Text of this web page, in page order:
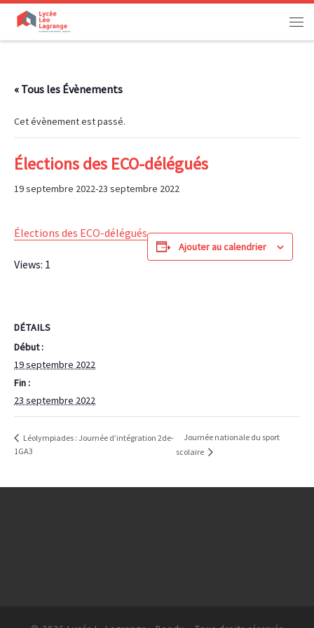
Passer au contenu
« Tous les Évènements
Cet évènement est passé.
Élections des ECO-délégués
19 septembre 2022-23 septembre 2022
Élections des ECO-délégués
Views: 1
Ajouter au calendrier
DÉTAILS
Début :
19 septembre 2022
Fin :
23 septembre 2022
Léolympiades : Journée d’intégration 2de-
1GA3
Journée nationale du sport
scolaire